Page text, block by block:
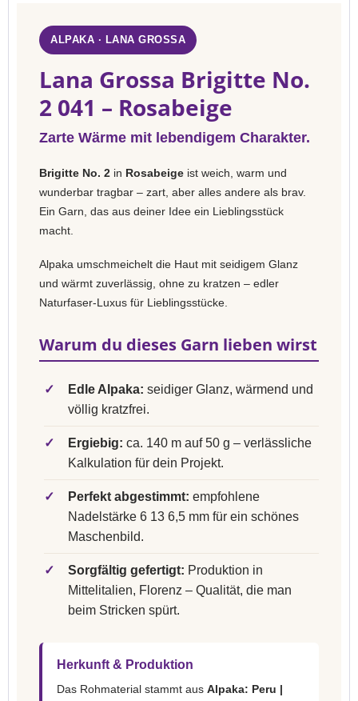
ALPAKA · LANA GROSSA
Lana Grossa Brigitte No.
2 041 – Rosabeige
Zarte Wärme mit lebendigem Charakter.
Brigitte No. 2 in Rosabeige ist weich, warm und
wunderbar tragbar – zart, aber alles andere als brav.
Ein Garn, das aus deiner Idee ein Lieblingsstück
macht.
Alpaka umschmeichelt die Haut mit seidigem Glanz
und wärmt zuverlässig, ohne zu kratzen – edler
Naturfaser-Luxus für Lieblingsstücke.
Warum du dieses Garn lieben wirst
✓ Edle Alpaka: seidiger Glanz, wärmend und
völlig kratzfrei.
✓ Ergiebig: ca. 140 m auf 50 g – verlässliche
Kalkulation für dein Projekt.
✓ Perfekt abgestimmt: empfohlene
Nadelstärke 6 13 6,5 mm für ein schönes
Maschenbild.
✓ Sorgfältig gefertigt: Produktion in
Mittelitalien, Florenz – Qualität, die man
beim Stricken spürt.
Herkunft & Produktion
Das Rohmaterial stammt aus Alpaka: Peru |